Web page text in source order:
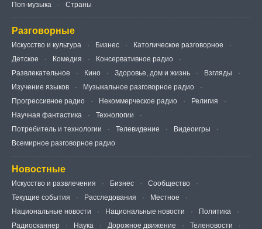
Поп-музыка
Страны
Разговорные
Искусство и культура Бизнес
Католическое разговорное
Детское
Комедия
Консервативное радио
Развлекательное
Кино Здоровье, дом и жизнь
Взгляды
Изучение языков
Музыкальное разговорное радио
Прогрессивное радио
Некоммерческое радио
Религия
Научная фантастика
Технологии
Потребитель и технологии
Телевидение
Видеоигры
Всемирное разговорное радио
Новостные
Искусство и развлечения Бизнес
Сообщество
Текущие события
Расследования
Местное
Национальные новости
Национальные новости
Политика
Радиосканнер
Наука Дорожное движение Теленовости